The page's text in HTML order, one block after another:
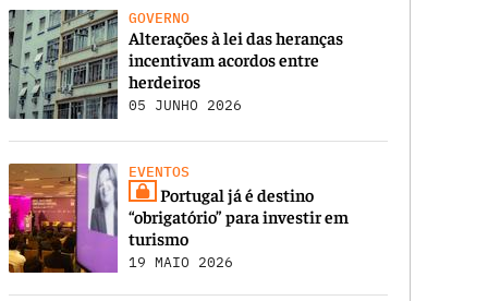
GOVERNO
Alterações à lei das heranças
incentivam acordos entre
herdeiros
05 JUNHO 2026
EVENTOS
Portugal já é destino
“obrigatório” para investir em
turismo
19 MAIO 2026